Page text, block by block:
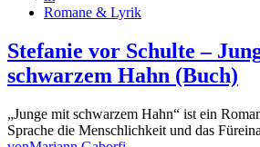
Romane & Lyrik
Stefanie vor Schulte –
schwarzem Hahn (Buch)
„Junge mit schwarzem Hahn“ ist ein
Sprache die Menschlichkeit und das